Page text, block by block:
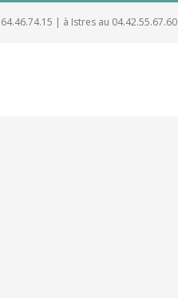
| à Istres au 04.42.55.67.60